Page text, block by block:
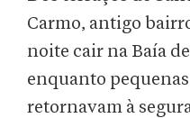
Carmo, antigo
noite cair na Baía
enquanto
retornavam à